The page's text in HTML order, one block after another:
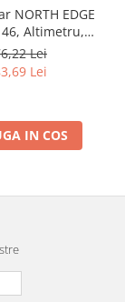
NORTH EDGE
46, Altimetru,
Cronometru,
Pedometru,
Lei
Lei
IN COS